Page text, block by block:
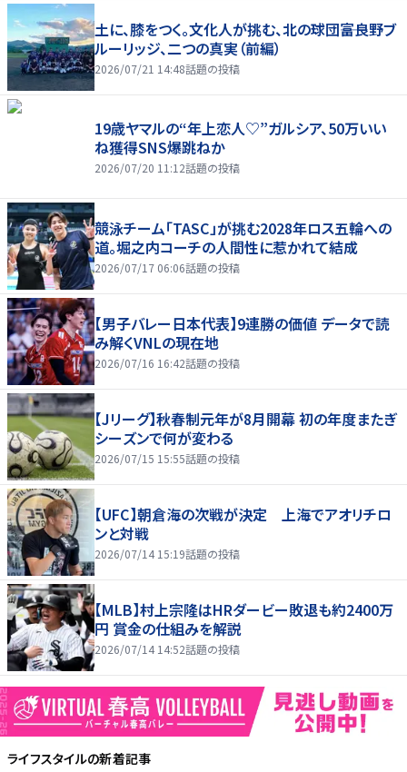
土に、膝をつく。文化人が挑む、北の球団――富良野ブ
ルーリッジ、二つの真実（前編）
2026/07/21 14:48話題の投稿
19歳ヤマルの“年上恋人♡”ガルシア、50万いい
ね獲得SNS爆跳ねか
2026/07/20 11:12話題の投稿
競泳チーム「TASC」が挑む2028年ロス五輪への
道。堀之内コーチの人間性に惹かれて結成
2026/07/17 06:06話題の投稿
【男子バレー日本代表】9連勝の価値 データで読
み解くVNLの現在地
2026/07/16 16:42話題の投稿
【Jリーグ】秋春制元年が8月開幕 初の年度またぎ
シーズンで何が変わる
2026/07/15 15:55話題の投稿
【UFC】朝倉海の次戦が決定 上海でアオリチロ
ンと対戦
2026/07/14 15:19話題の投稿
【MLB】村上宗隆はHRダービー敗退も約2400万
円 賞金の仕組みを解説
2026/07/14 14:52話題の投稿
ライフスタイルの新着記事